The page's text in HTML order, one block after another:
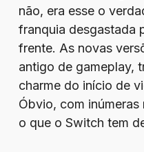
não, era esse o
franquia desgastada
frente. As novas
antigo de gameplay,
charme do início de
Óbvio, com
o que o Switch tem